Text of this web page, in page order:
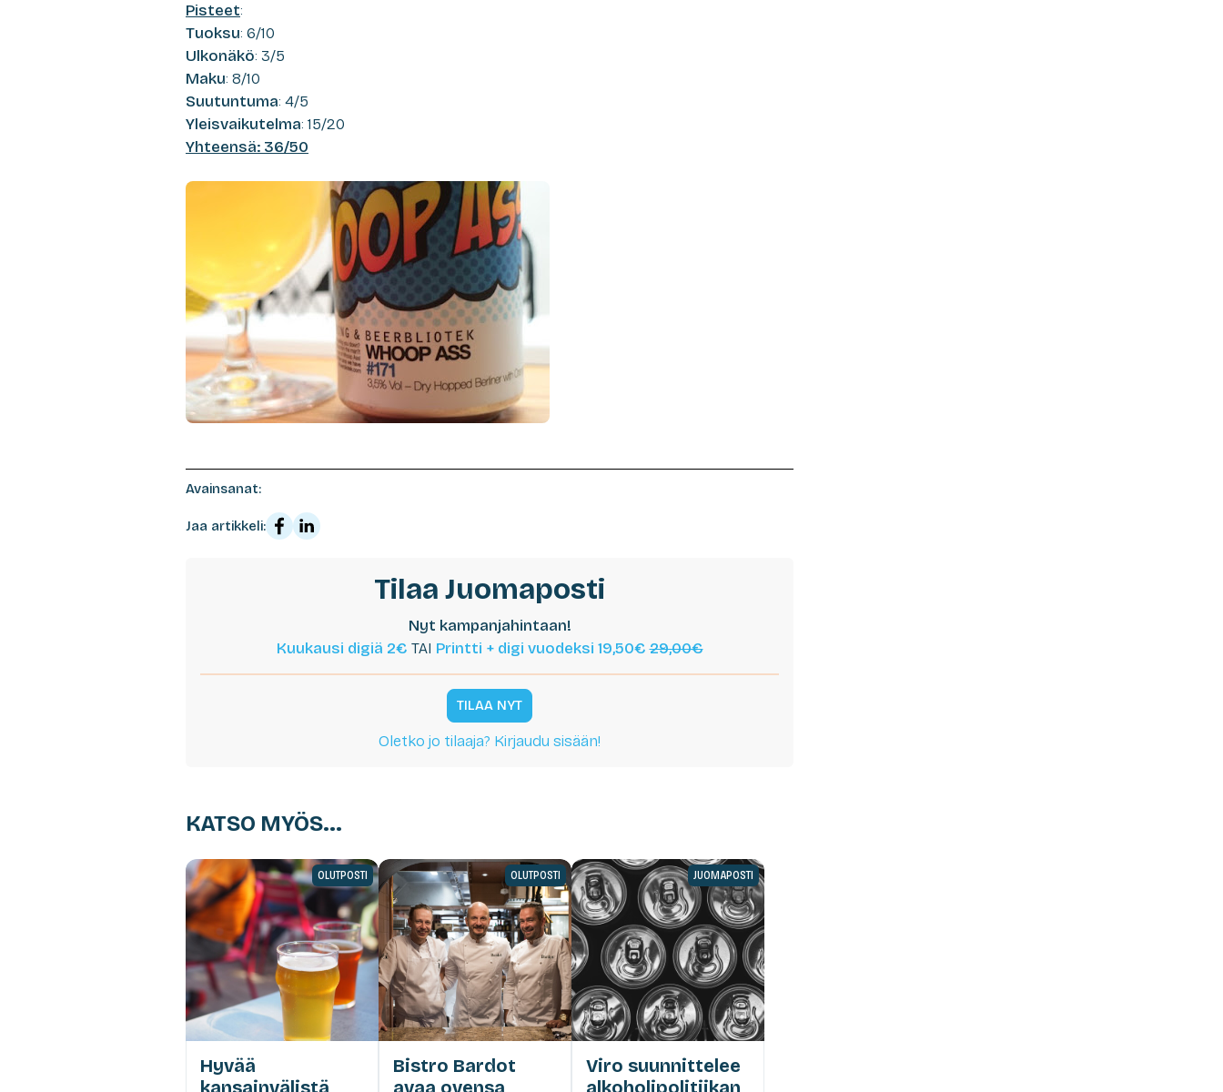
Pisteet:
Tuoksu: 6/10
Ulkonäkö: 3/5
Maku: 8/10
Suutuntuma: 4/5
Yleisvaikutelma: 15/20
Yhteensä: 36/50
Avainsanat:
Jaa artikkeli:
Tilaa Juomaposti
Nyt kampanjahintaan!
Kuukausi digiä 2€ TAI Printti + digi vuodeksi 19,50€29,00€
TILAA NYT
Oletko jo tilaaja? Kirjaudu sisään!
KATSO MYÖS...
OLUTPOSTI
Hyvää
kansainvälistä
OLUTPOSTI
Bistro Bardot
avaa ovensa
JUOMAPOSTI
Viro suunnittelee
alkoholipolitiikan